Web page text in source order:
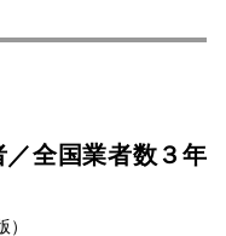
全国業者数３年